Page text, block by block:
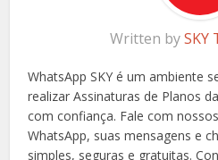
Written bySKY
WhatsApp SKY é um ambiente
realizar Assinaturas de Planos
com confiança. Fale com
WhatsApp, suas mensagens e
simples, seguras e gratuitas.